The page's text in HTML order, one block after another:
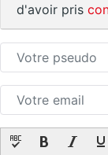
d'avoir pris